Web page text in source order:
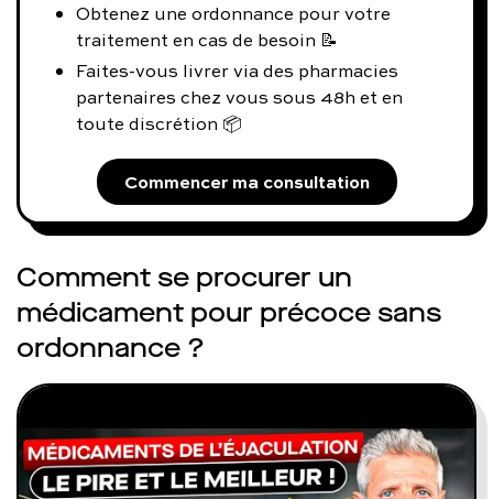
Obtenez une ordonnance pour votre
traitement en cas de besoin 📝
Faites-vous livrer via des pharmacies
partenaires chez vous sous 48h et en
toute discrétion 📦
Commencer ma consultation
Comment se procurer un
médicament pour précoce sans
ordonnance ?